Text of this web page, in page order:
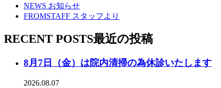
NEWS お知らせ
FROMSTAFF スタッフより
RECENT POSTS最近の投稿
8月7日（金）は院内清掃の為休診いたします
2026.08.07